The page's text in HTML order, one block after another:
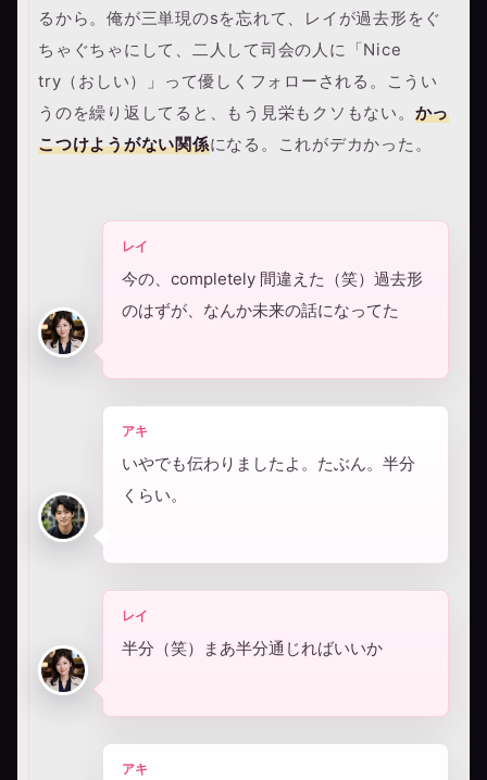
るから。俺が三単現のsを忘れて、レイが過去形をぐ
ちゃぐちゃにして、二人して司会の人に「Nice
try（おしい）」って優しくフォローされる。こうい
うのを繰り返してると、もう見栄もクソもない。 かっ
こつけようがない関係になる。これがデカかった。
レイ
今の、completely 間違えた（笑）過去形
のはずが、なんか未来の話になってた
アキ
いやでも伝わりましたよ。たぶん。半分
くらい。
レイ
半分（笑）まあ半分通じればいいか
アキ